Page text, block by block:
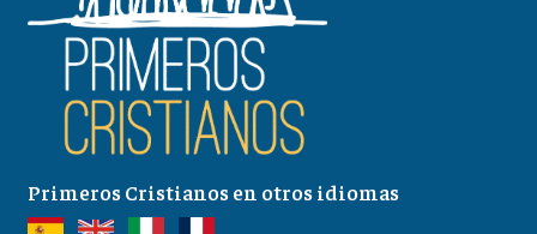
Primeros Cristianos en otros idiomas